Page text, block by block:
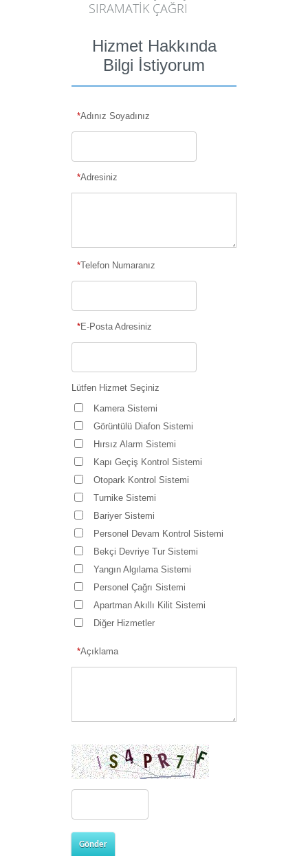
SIRAMATİK ÇAĞRI
Hizmet Hakkında
Bilgi İstiyorum
*Adınız Soyadınız
*Adresiniz
*Telefon Numaranız
*E-Posta Adresiniz
Lütfen Hizmet Seçiniz
Kamera Sistemi
Görüntülü Diafon Sistemi
Hırsız Alarm Sistemi
Kapı Geçiş Kontrol Sistemi
Otopark Kontrol Sistemi
Turnike Sistemi
Bariyer Sistemi
Personel Devam Kontrol Sistemi
Bekçi Devriye Tur Sistemi
Yangın Algılama Sistemi
Personel Çağrı Sistemi
Apartman Akıllı Kilit Sistemi
Diğer Hizmetler
*Açıklama
Gönder